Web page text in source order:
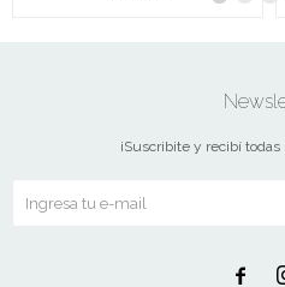
¡Suscribite y recibí
